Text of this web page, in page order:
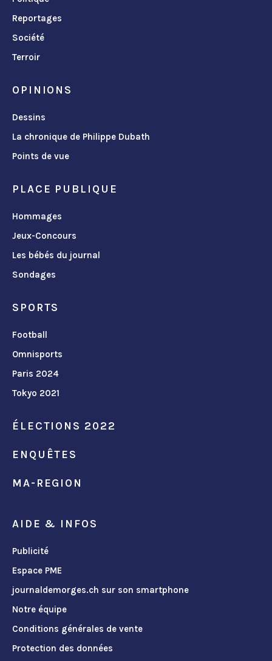
Reportages
Société
Terroir
OPINIONS
Dessins
La chronique de Philippe Dubath
Points de vue
PLACE PUBLIQUE
Hommages
Jeux-Concours
Les bébés du journal
Sondages
SPORTS
Football
Omnisports
Paris 2024
Tokyo 2021
ÉLECTIONS 2022
ENQUÊTES
MA-REGION
AIDE & INFOS
Publicité
Espace PME
journaldemorges.ch sur son smartphone
Notre équipe
Conditions générales de vente
Protection des données